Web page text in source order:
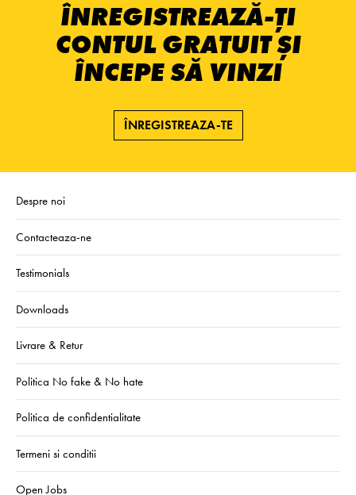
ÎNREGISTREAZĂ-ȚI
CONTUL GRATUIT ȘI
ÎNCEPE SĂ VINZI
ÎNREGISTREAZA-TE
Despre noi
Contacteaza-ne
Testimonials
Downloads
Livrare & Retur
Politica No fake & No hate
Politica de confidentialitate
Termeni si conditii
Open Jobs